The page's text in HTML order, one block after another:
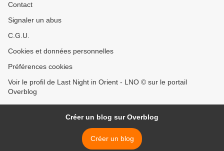
Contact
Signaler un abus
C.G.U.
Cookies et données personnelles
Préférences cookies
Voir le profil de Last Night in Orient - LNO © sur le portail
Overblog
Créer un blog sur Overblog
Créer un blog